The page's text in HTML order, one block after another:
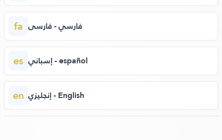
fa فارسي - فارسی
es إسباني - español
en إنجليزي - English